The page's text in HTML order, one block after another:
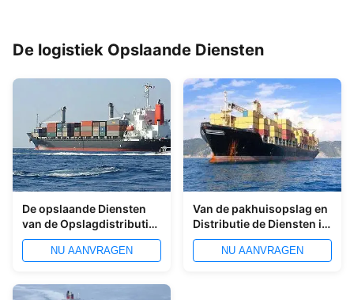
De logistiek Opslaande Diensten
De opslaande Diensten
van de Opslagdistributie
in Ningbo-Haven
NU AANVRAGEN
Van de pakhuisopslag en
Distributie de Diensten in
Ningbo-Haven
NU AANVRAGEN